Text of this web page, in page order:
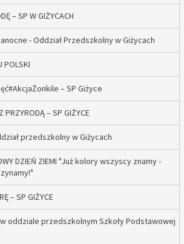
– SP W GIŻYCACH
- Oddział Przedszkolny w Giżycach
POLSKI
– SP Giżyce
PRZYRODĄ – SP GIŻYCE
przedszkolny w Giżycach
DZIEŃ ZIEMI "Już kolory wszyscy znamy -
– SP GIŻYCE
oddziale przedszkolnym Szkoły Podstawowej